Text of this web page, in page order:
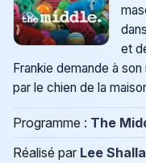
et
Frankie demande à
par le chien de la
Programme : The
Réalisé par Lee